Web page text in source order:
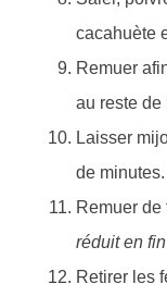
cacahuète
Remuer
au reste de
Laisser
de minutes.
Remuer de
réduit en
Retirer les